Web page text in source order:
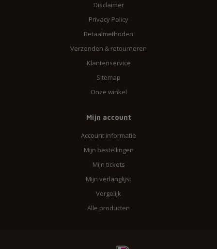
Disclaimer
Privacy Policy
Betaalmethoden
Verzenden & retourneren
Klantenservice
Sitemap
Onze winkel
Mijn account
Account informatie
Mijn bestellingen
Mijn tickets
Mijn verlanglijst
Vergelijk
Alle producten